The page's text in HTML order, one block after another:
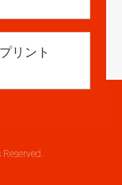
リント